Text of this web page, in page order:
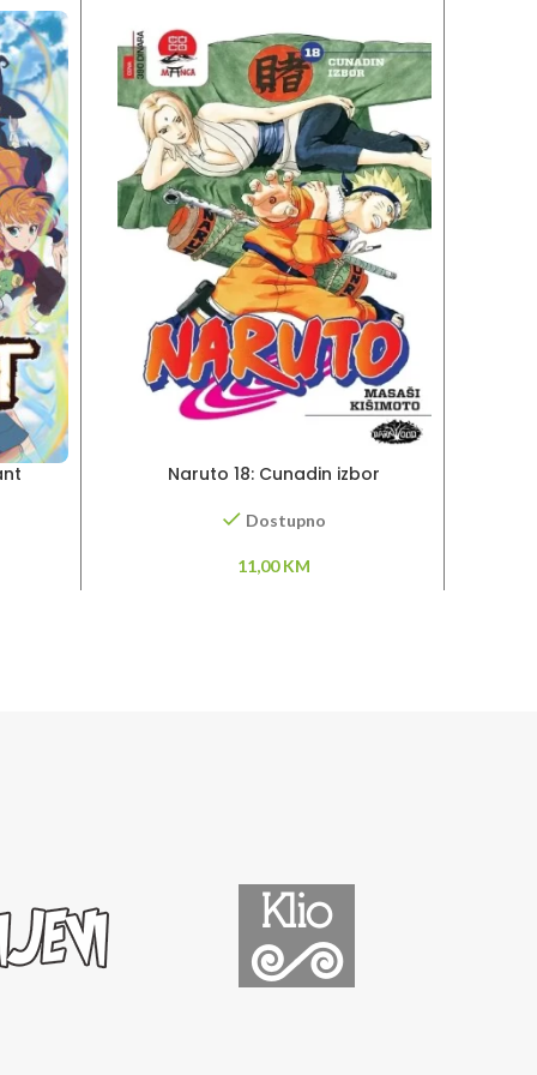
Naruto 18: Cunadin izbor
Dostupno
11,00KM